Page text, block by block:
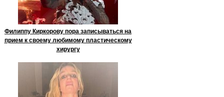
Филиппу Киркорову пора записываться на
прием к своему любимому пластическому
хирургу